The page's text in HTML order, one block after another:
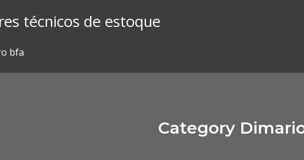
técnicos de estoque
bfa
Category